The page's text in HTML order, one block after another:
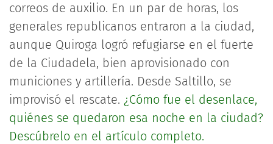
correos de auxilio. En un par de horas, los
generales republicanos entraron a la ciudad,
aunque Quiroga logró refugiarse en el fuerte
de la Ciudadela, bien aprovisionado con
municiones y artillería. Desde Saltillo, se
improvisó el rescate. ¿Cómo fue el desenlace,
quiénes se quedaron esa noche en la ciudad?
Descúbrelo en el artículo completo.